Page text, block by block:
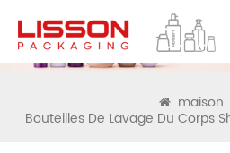
maison
Bouteilles De Lavage Du Corps